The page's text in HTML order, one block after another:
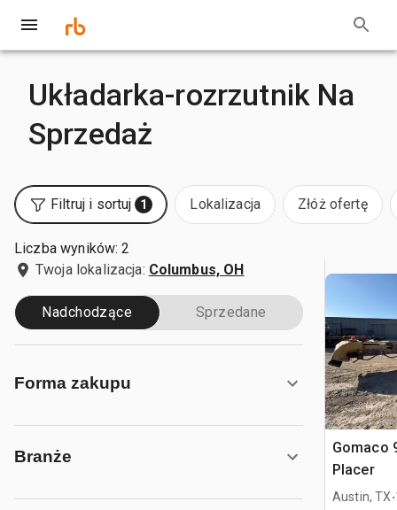
Układarka-rozrzutnik Na
Sprzedaż
Filtruj i sortuj 1 Lokalizacja Złóż ofertę
Liczba wyników: 2
Twoja lokalizacja: Columbus, OH
Nadchodzące Sprzedane
Forma zakupu
Branże
Gomaco
Placer
Austin, TX.